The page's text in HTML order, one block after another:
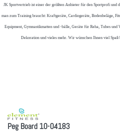
JK Sportvertrieb ist einer der größten Anbieter für den Sportprofi und
man zum Training braucht: Kraftgeräte, Cardiogeräte, Bodenbeläge,
Equipment, Gymnastikmatten und -bälle, Geräte für Reha, Tubes
Dekoration und vieles mehr. Wir wünschen Ihnen viel Spaß
Peg Board 10-04183